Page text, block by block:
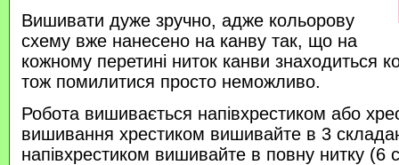
Вишивати дуже зручно, адже кольорову
схему вже нанесено на канву так, що на
кожному перетині ниток канви знаходиться
тож помилитися просто неможливо.
Робота вишивається напівхрестиком або
вишивання хрестиком вишивайте в 3
напівхрестиком вишивайте в повну нитку (6